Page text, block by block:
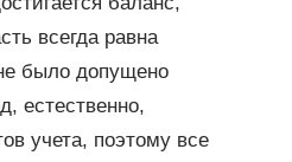
всегда равна
было допущено
естественно,
учета, поэтому все